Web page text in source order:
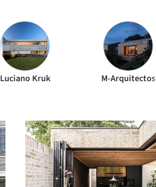
Luciano Kruk M-Arquitectos